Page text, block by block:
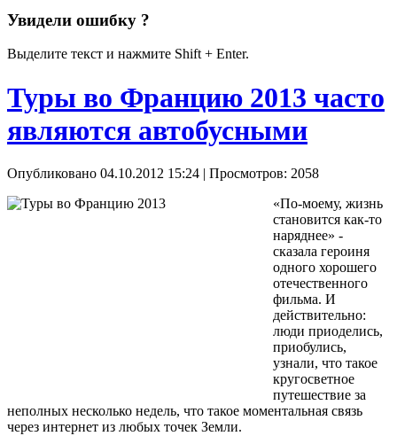
Увидели ошибку ?
Выделите текст и нажмите Shift + Enter.
Туры во Францию 2013 часто
являются автобусными
Опубликовано 04.10.2012 15:24 | Просмотров: 2058
«По-моему, жизнь
становится как-то
наряднее» -
сказала героиня
одного хорошего
отечественного
фильма. И
действительно:
люди приоделись,
приобулись,
узнали, что такое
кругосветное
путешествие за
неполных несколько недель, что такое моментальная связь
через интернет из любых точек Земли.